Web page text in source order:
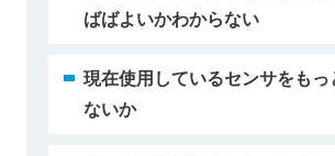
ばばよいかわからない
現在使用しているセンサをもっ
ないか